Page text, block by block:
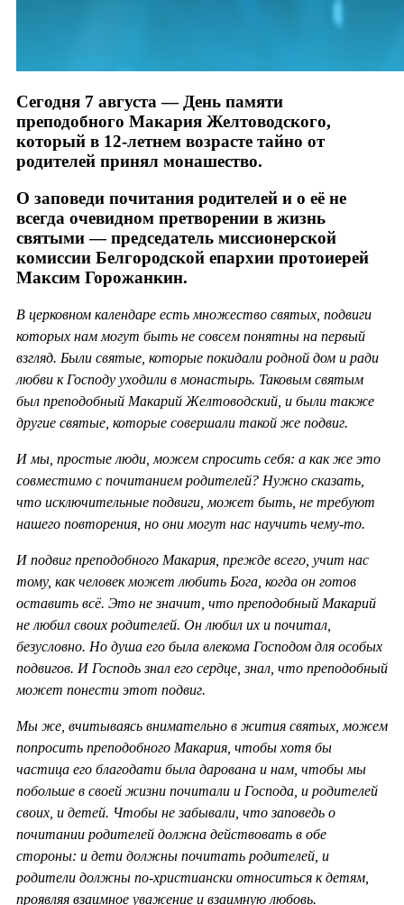
Сегодня 7 августа — День памяти
преподобного Макария Желтоводского,
который в 12-летнем возрасте тайно от
родителей принял монашество.
О заповеди почитания родителей и о её не
всегда очевидном претворении в жизнь
святыми — председатель миссионерской
комиссии Белгородской епархии протоиерей
Максим Горожанкин.
В церковном календаре есть множество святых, подвиги
которых нам могут быть не совсем понятны на первый
взгляд. Были святые, которые покидали родной дом и ради
любви к Господу уходили в монастырь. Таковым святым
был преподобный Макарий Желтоводский, и были также
другие святые, которые совершали такой же подвиг.
И мы, простые люди, можем спросить себя: а как же это
совместимо с почитанием родителей? Нужно сказать,
что исключительные подвиги, может быть, не требуют
нашего повторения, но они могут нас научить чему-то.
И подвиг преподобного Макария, прежде всего, учит нас
тому, как человек может любить Бога, когда он готов
оставить всё. Это не значит, что преподобный Макарий
не любил своих родителей. Он любил их и почитал,
безусловно. Но душа его была влекома Господом для особых
подвигов. И Господь знал его сердце, знал, что преподобный
может понести этот подвиг.
Мы же, вчитываясь внимательно в жития святых, можем
попросить преподобного Макария, чтобы хотя бы
частица его благодати была дарована и нам, чтобы мы
побольше в своей жизни почитали и Господа, и родителей
своих, и детей. Чтобы не забывали, что заповедь о
почитании родителей должна действовать в обе
стороны: и дети должны почитать родителей, и
родители должны по-христиански относиться к детям,
проявляя взаимное уважение и взаимную любовь.